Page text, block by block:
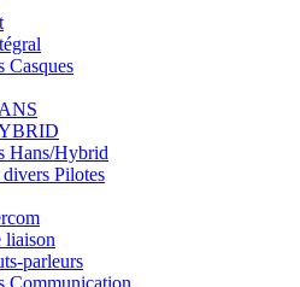
Casques
Hans/Hybrid
Pilotes
liaison
parleurs
Communication